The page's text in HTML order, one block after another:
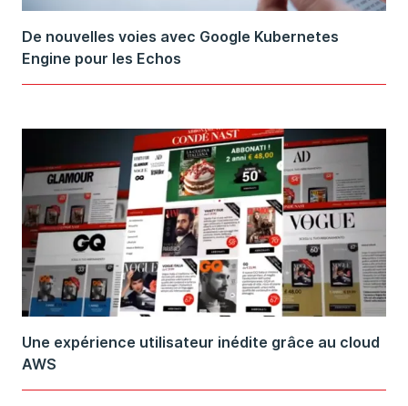
De nouvelles voies avec Google Kubernetes
Engine pour les Echos
Une expérience utilisateur inédite grâce au cloud
AWS